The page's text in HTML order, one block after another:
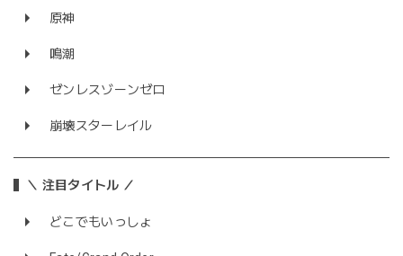
原神
鳴潮
ゼンレスゾーンゼロ
崩壊スターレイル
＼ 注目タイトル ／
どこでもいっしょ